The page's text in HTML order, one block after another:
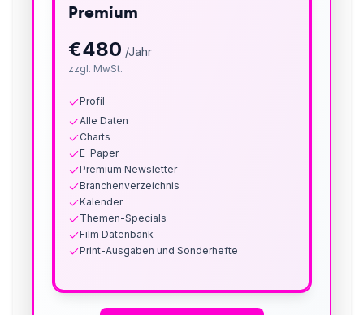
Premium
€480 /Jahr
zzgl. MwSt.
Profil
Alle Daten
Charts
E-Paper
Premium Newsletter
Branchenverzeichnis
Kalender
Themen-Specials
Film Datenbank
Print-Ausgaben und Sonderhefte